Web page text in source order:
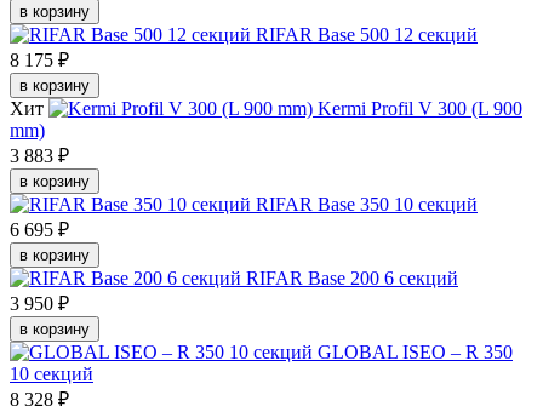
в корзину
RIFAR Base 500 12 секций
8 175 ₽
в корзину
Хит
Kermi Profil V 300 (L 900
mm)
3 883 ₽
в корзину
RIFAR Base 350 10 секций
6 695 ₽
в корзину
RIFAR Base 200 6 секций
3 950 ₽
в корзину
GLOBAL ISEO – R 350
10 секций
8 328 ₽